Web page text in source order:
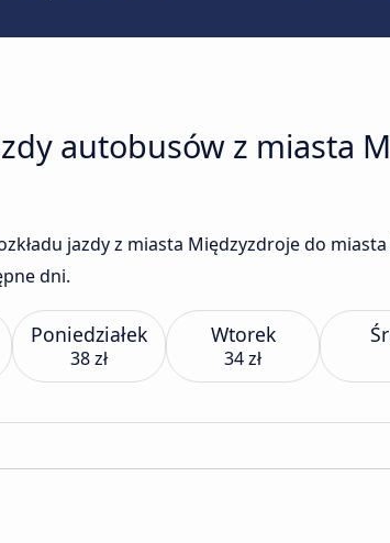
autobusów z miasta
jazdy z miasta Międzyzdroje do
dni.
Poniedziałek
38 zł
Wtorek
34 zł